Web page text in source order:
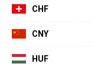
CHF
CNY
HUF